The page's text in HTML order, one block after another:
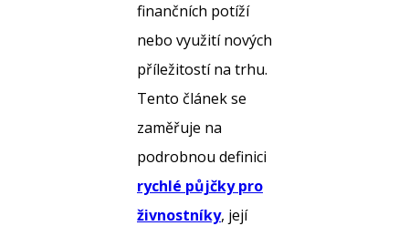
finančních potíží
nebo využití nových
příležitostí na trhu.
Tento článek se
zaměřuje na
podrobnou definici
rychlé půjčky pro
živnostníky, její